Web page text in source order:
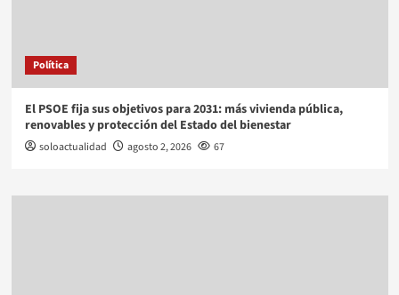
Política
El PSOE fija sus objetivos para 2031: más vivienda pública,
renovables y protección del Estado del bienestar
soloactualidad agosto 2, 2026 67